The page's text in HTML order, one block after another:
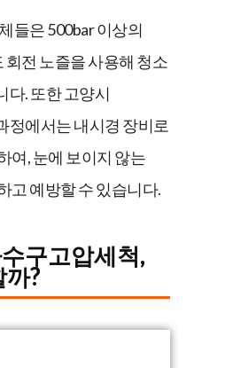
들은 500bar 이상의
회전 노즐을 사용해 청소
다. 또한 고양시
정에서는 내시경 장비로
여, 눈에 보이지 않는
고 예방할 수 있습니다.
구고압세척,
까?